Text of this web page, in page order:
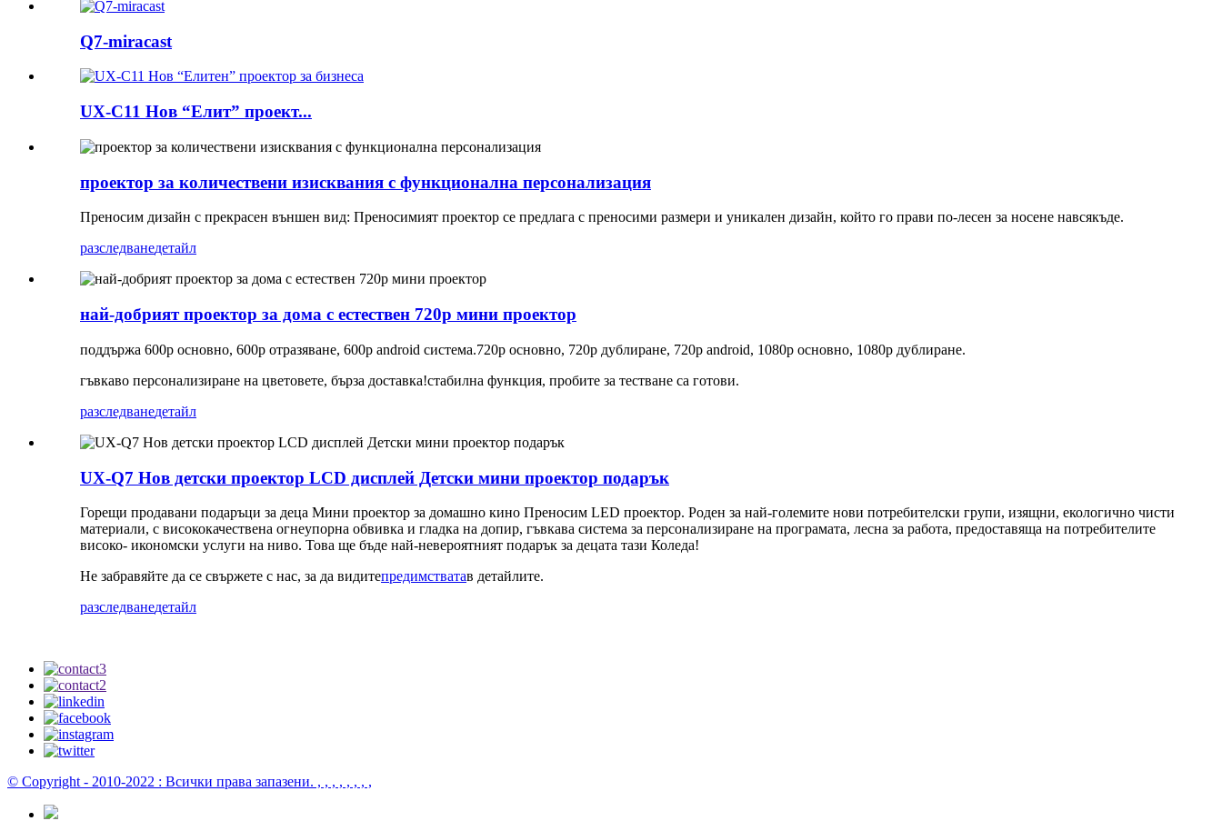
Q7-miracast
UX-C11 Нов “Елит” проект...
проектор за количествени изисквания с функционална персонализация
Преносим дизайн с прекрасен външен вид: Преносимият проектор се предлага с преносими размери и уникален дизайн, който го прави по-лесен за носене навсякъде.
разследванедетайл
най-добрият проектор за дома с естествен 720p мини проектор
поддържа 600p основно, 600p отразяване, 600p android система.720p основно, 720p дублиране, 720p android, 1080p основно, 1080p дублиране.
гъвкаво персонализиране на цветовете, бърза доставка!стабилна функция, пробите за тестване са готови.
разследванедетайл
UX-Q7 Нов детски проектор LCD дисплей Детски мини проектор подарък
Горещи продавани подаръци за деца Мини проектор за домашно кино Преносим LED проектор. Роден за най-големите нови потребителски групи, изящни, екологично чисти
материали, с висококачествена огнеупорна обвивка и гладка на допир, гъвкава система за персонализиране на програмата, лесна за работа, предоставяща на потребителите
високо- икономски услуги на ниво. Това ще бъде най-невероятният подарък за децата тази Коледа!
Не забравяйте да се свържете с нас, за да видитепредимстватав детайлите.
разследванедетайл
© Copyright - 2010-2022 : Всички права запазени. , , , , , , , ,